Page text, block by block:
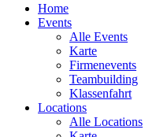
Home
Events
Alle Events
Karte
Firmenevents
Teambuilding
Klassenfahrt
Locations
Alle Locations